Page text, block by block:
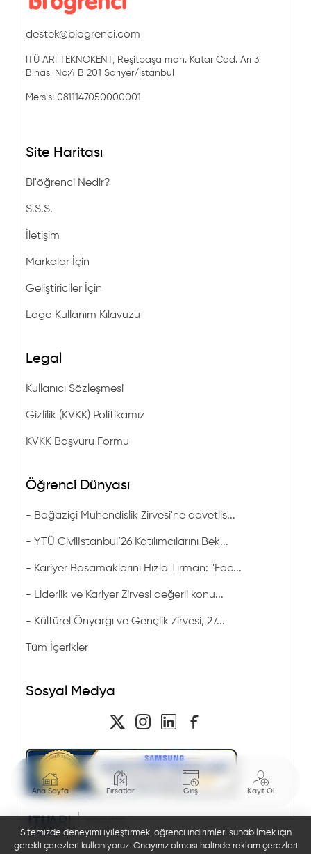
Ana Sayfa Fırsatlar Giriş Kayıt Ol
destek@biogrenci.com
ITÜ ARI TEKNOKENT, Reşitpaşa mah. Katar Cad. Arı 3
Binası No:4 B 201 Sarıyer/İstanbul
Mersis: 0811147050000001
Site Haritası
Bi'öğrenci Nedir?
S.S.S.
İletişim
Markalar İçin
Geliştiriciler İçin
Logo Kullanım Kılavuzu
Legal
Kullanıcı Sözleşmesi
Gizlilik (KVKK) Politikamız
KVKK Başvuru Formu
Öğrenci Dünyası
- Boğaziçi Mühendislik Zirvesi'ne davetlis...
- YTÜ CivilIstanbul’26 Katılımcılarını Bek...
- Kariyer Basamaklarını Hızla Tırman: "Foc...
- Liderlik ve Kariyer Zirvesi değerli konu...
- Kültürel Önyargı ve Gençlik Zirvesi, 27...
Tüm İçerikler
Sosyal Medya
Sitemizde deneyimi iyileştirmek, öğrenci indirimleri sunabilmek için
gerekli çerezleri kullanıyoruz. Onayınız olması halinde reklam çerezleri